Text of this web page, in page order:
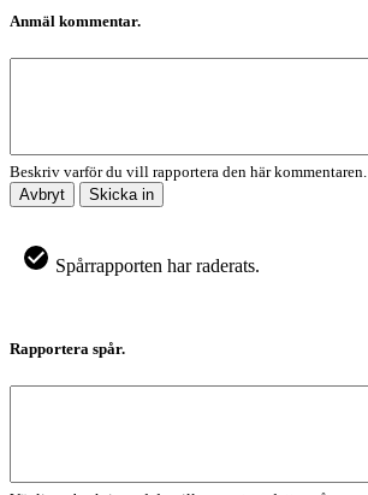
Anmäl kommentar.
Beskriv varför du vill rapportera den här kommentaren.
Avbryt
Skicka in
Spårrapporten har raderats.
Rapportera spår.